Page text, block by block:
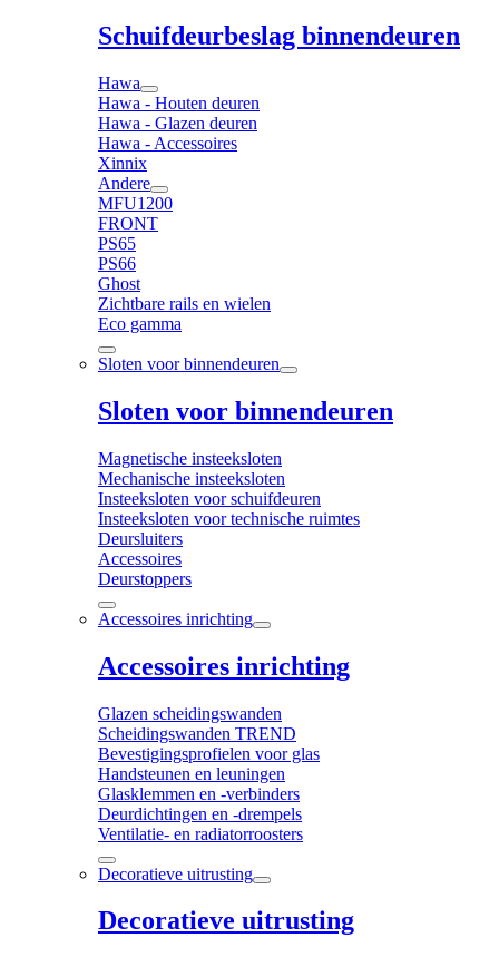
Schuifdeurbeslag binnendeuren
Hawa
Hawa - Houten deuren
Hawa - Glazen deuren
Hawa - Accessoires
Xinnix
Andere
MFU1200
FRONT
PS65
PS66
Ghost
Zichtbare rails en wielen
Eco gamma
Sloten voor binnendeuren
Sloten voor binnendeuren
Magnetische insteeksloten
Mechanische insteeksloten
Insteeksloten voor schuifdeuren
Insteeksloten voor technische ruimtes
Deursluiters
Accessoires
Deurstoppers
Accessoires inrichting
Accessoires inrichting
Glazen scheidingswanden
Scheidingswanden TREND
Bevestigingsprofielen voor glas
Handsteunen en leuningen
Glasklemmen en -verbinders
Deurdichtingen en -drempels
Ventilatie- en radiatorroosters
Decoratieve uitrusting
Decoratieve uitrusting